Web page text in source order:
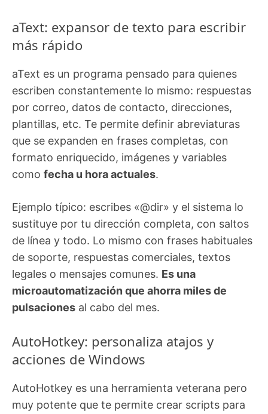
aText: expansor de texto para escribir
más rápido
aText es un programa pensado para quienes
escriben constantemente lo mismo: respuestas
por correo, datos de contacto, direcciones,
plantillas, etc. Te permite definir abreviaturas
que se expanden en frases completas, con
formato enriquecido, imágenes y variables
como fecha u hora actuales.
Ejemplo típico: escribes «@dir» y el sistema lo
sustituye por tu dirección completa, con saltos
de línea y todo. Lo mismo con frases habituales
de soporte, respuestas comerciales, textos
legales o mensajes comunes. Es una
microautomatización que ahorra miles de
pulsaciones al cabo del mes.
AutoHotkey: personaliza atajos y
acciones de Windows
AutoHotkey es una herramienta veterana pero
muy potente que te permite crear scripts para